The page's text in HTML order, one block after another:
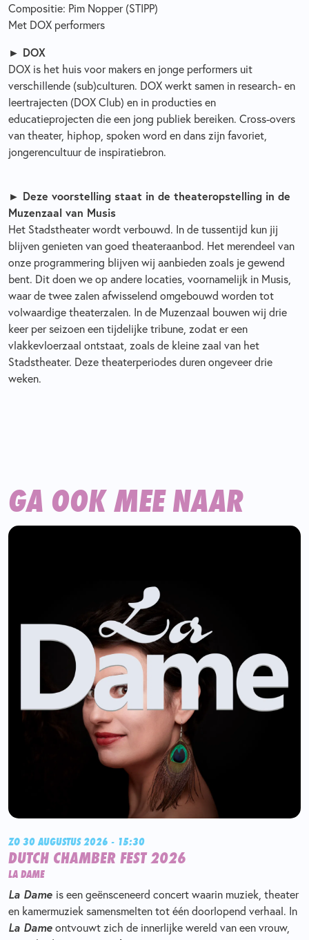
Compositie: Pim Nopper (STIPP)
Met DOX performers
► DOX
DOX is het huis voor makers en jonge performers uit
verschillende (sub)culturen. DOX werkt samen in research- en
leertrajecten (DOX Club) en in producties en
educatieprojecten die een jong publiek bereiken. Cross-overs
van theater, hiphop, spoken word en dans zijn favoriet,
jongerencultuur de inspiratiebron.
► Deze voorstelling staat in de theateropstelling in de
Muzenzaal van Musis
Het Stadstheater wordt verbouwd. In de tussentijd kun jij
blijven genieten van goed theateraanbod. Het merendeel van
onze programmering blijven wij aanbieden zoals je gewend
bent. Dit doen we op andere locaties, voornamelijk in Musis,
waar de twee zalen afwisselend omgebouwd worden tot
volwaardige theaterzalen. In de Muzenzaal bouwen wij drie
keer per seizoen een tijdelijke tribune, zodat er een
vlakkevloerzaal ontstaat, zoals de kleine zaal van het
Stadstheater. Deze theaterperiodes duren ongeveer drie
weken.
GA OOK MEE NAAR
ZO 30 AUGUSTUS 2026 - 15:30
DUTCH CHAMBER FEST 2026
LA DAME
La Dame is een geënsceneerd concert waarin muziek, theater
en kamermuziek samensmelten tot één doorlopend verhaal. In
La Dameontvouwt zich de innerlijke wereld van een vrouw,